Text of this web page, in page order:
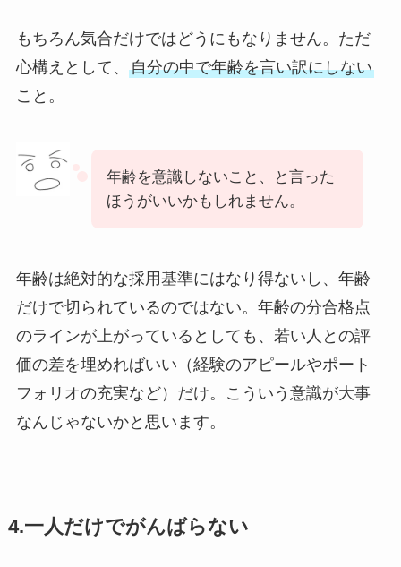
もちろん気合だけではどうにもなりません。ただ
心構えとして、 自分の中で年齢を言い訳にしない
こと。
年齢を意識しないこと、と言った
ほうがいいかもしれません。
年齢は絶対的な採用基準にはなり得ないし、年齢
だけで切られているのではない。年齢の分合格点
のラインが上がっているとしても、若い人との評
価の差を埋めればいい（経験のアピールやポート
フォリオの充実など）だけ。こういう意識が大事
なんじゃないかと思います。
4.一人だけでがんばらない